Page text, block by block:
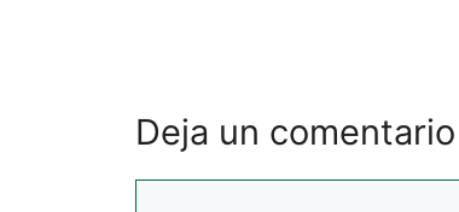
Deja un comentario